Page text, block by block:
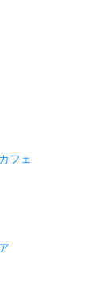
フェ